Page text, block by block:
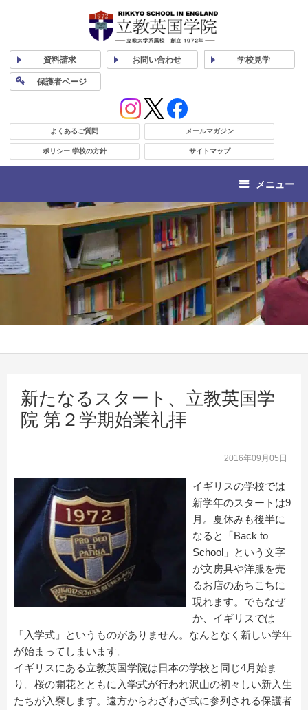
資料請求 お問い合わせ 学校見学
保護者ページ
よくあるご質問 メールマガジン
ポリシー 学校の方針 サイトマップ
メニュー
新たなるスタート、立教英国学
院 第２学期始業礼拝
2016年09月05日
イギリスの学校では
新学年のスタートは9
月。夏休みも後半に
なると「Back to
School」という文字
が文房具や洋服を売
るお店のあちこちに
現れます。でもなぜ
か、イギリスでは
「入学式」というものがありません。なんとなく新しい学年
が始まってしまいます。
イギリスにある立教英国学院は日本の学校と同じ4月始ま
り。桜の開花とともに入学式が行われ沢山の初々しい新入生
たちが入寮します。遠方からわざわざ式に参列される保護者